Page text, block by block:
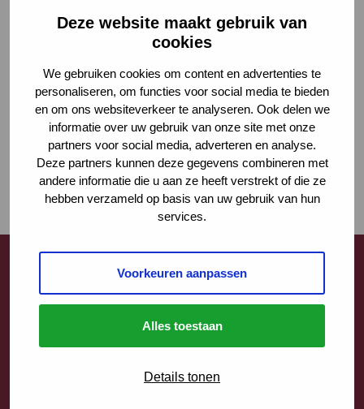
Deze website maakt gebruik van
cookies
We gebruiken cookies om content en advertenties te
personaliseren, om functies voor social media te bieden
en om ons websiteverkeer te analyseren. Ook delen we
informatie over uw gebruik van onze site met onze
partners voor social media, adverteren en analyse.
Deze partners kunnen deze gegevens combineren met
andere informatie die u aan ze heeft verstrekt of die ze
hebben verzameld op basis van uw gebruik van hun
services.
Voorkeuren aanpassen
Alles toestaan
Details tonen